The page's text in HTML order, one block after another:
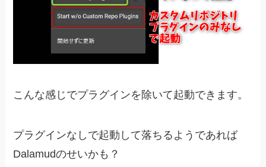
こんな感じでプラグインを除いて起動できます。
プラグインなしで起動して落ちるようであれば
Dalamudのせいかも？